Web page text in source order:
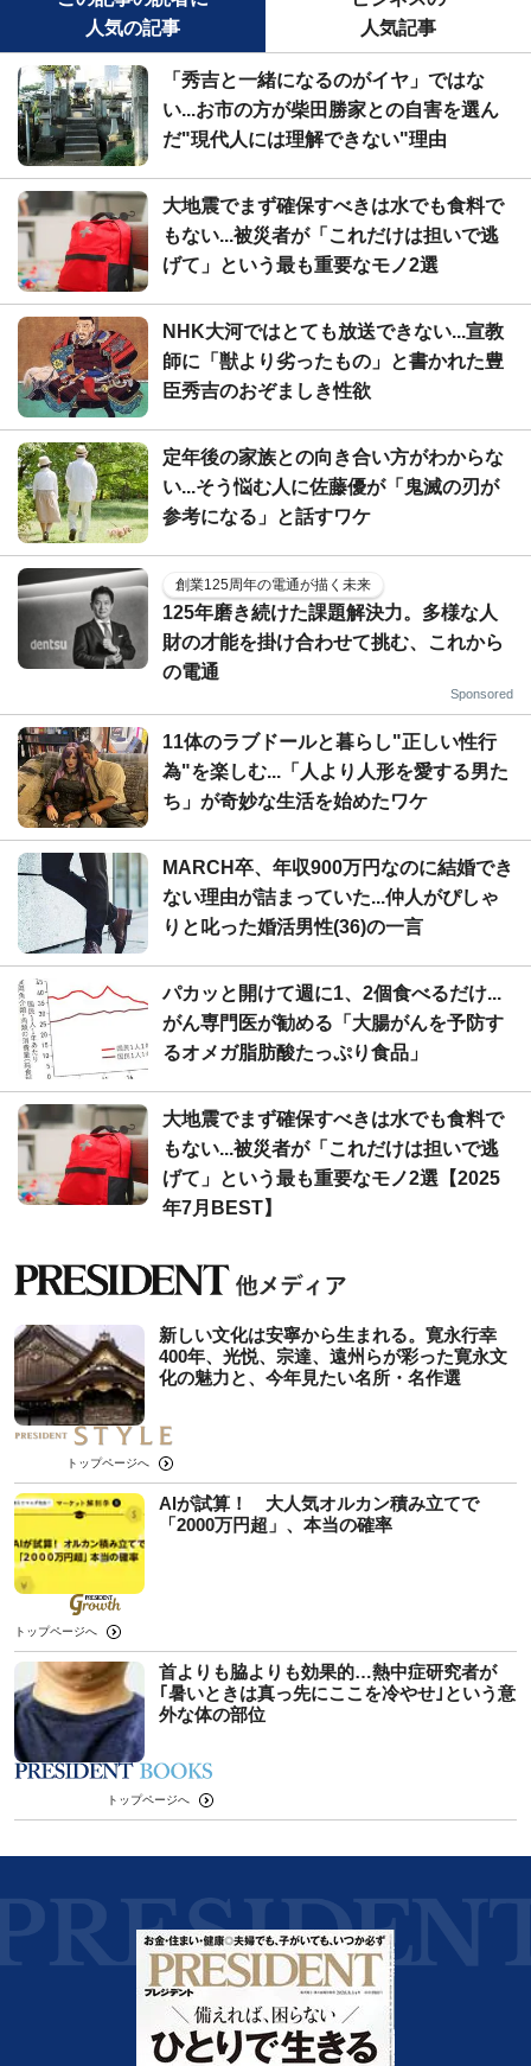
人気の記事
人気記事
「秀吉と一緒になるのがイヤ」ではな
い...お市の方が柴田勝家との自害を選ん
だ"現代人には理解できない"理由
大地震でまず確保すべきは水でも食料で
もない...被災者が「これだけは担いで逃
げて」という最も重要なモノ2選
NHK大河ではとても放送できない...宣教
師に「獣より劣ったもの」と書かれた豊
臣秀吉のおぞましき性欲
定年後の家族との向き合い方がわからな
い...そう悩む人に佐藤優が「鬼滅の刃が
参考になる」と話すワケ
創業125周年の電通が描く未来
125年磨き続けた課題解決力。多様な人
財の才能を掛け合わせて挑む、これから
の電通
Sponsored
11体のラブドールと暮らし"正しい性行
為"を楽しむ...「人より人形を愛する男た
ち」が奇妙な生活を始めたワケ
MARCH卒、年収900万円なのに結婚でき
ない理由が詰まっていた...仲人がぴしゃ
りと叱った婚活男性(36)の一言
パカッと開けて週に1、2個食べるだけ...
がん専門医が勧める「大腸がんを予防す
るオメガ脂肪酸たっぷり食品」
大地震でまず確保すべきは水でも食料で
もない...被災者が「これだけは担いで逃
げて」という最も重要なモノ2選【2025
年7月BEST】
新しい文化は安寧から生まれる。寛永行幸
400年、光悦、宗達、遠州らが彩った寛永文
化の魅力と、今年見たい名所・名作選
トップページへ
AIが試算！ 大人気オルカン積み立てで
「2000万円超」、本当の確率
トップページへ
首よりも脇よりも効果的…熱中症研究者が
｢暑いときは真っ先にここを冷やせ｣という意
外な体の部位
トップページへ